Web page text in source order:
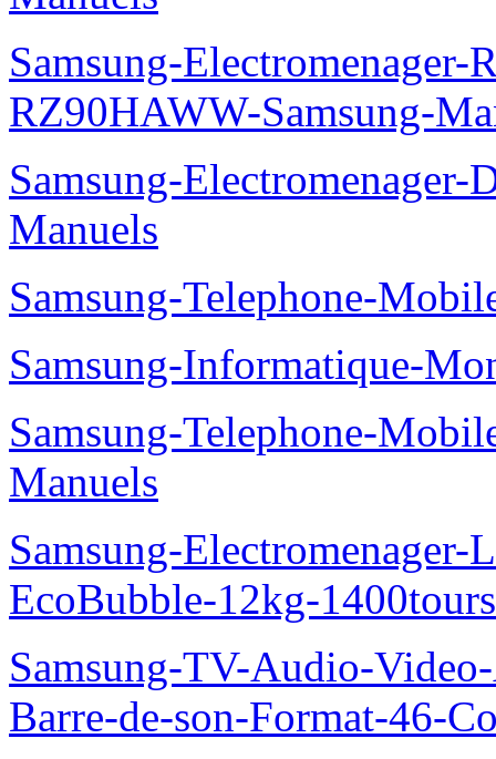
Samsung-Electromenager-
RZ90HAWW-Samsung-
Samsung-
Manuels
Samsung-Telephone-
Samsung-Informatique-
Samsung-Telephone-
Manuels
Samsung-
EcoBubble-12kg-
Samsung-TV-Audio-
Barre-de-son-Format-46-